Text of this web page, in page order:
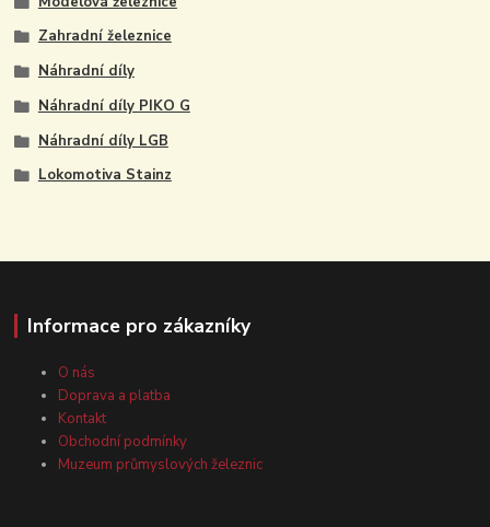
Zahradní železnice
Náhradní díly
Náhradní díly PIKO G
Náhradní díly LGB
Lokomotiva Stainz
Informace pro zákazníky
O nás
Doprava a platba
Kontakt
Obchodní podmínky
Muzeum průmyslových železnic